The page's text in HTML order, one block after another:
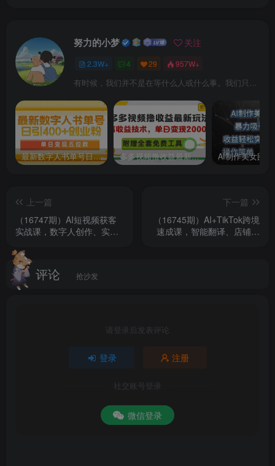
45-18抖日报-模型搭建-资金统计订单时间维度
46-19抖日报-模型搭建-多店铺处理
47-20抖日报-刷单处理
48-21抖日报-动态路径设置
49-1京东报表导出路径
51-3商城销售明细
52-4商城销售明细资金统计
53-5订单结算明细对账
努力的小梦 关注
2.3W+ 4 29 957W+
有时候，我们并不是在等什么人或什么事。我们只是在静待岁月改变自己
最新数字人书单号日400+创业粉，单日变现五位数，市面卖5980附软件和详… 多多视频撸收益最新玩法，高收益技术，单日变现2000+，附赠全套技术资料
上一篇
（16747期）AI短视频获客
实战课，数字人创作、实体
获取客源月入6万+
下一篇
（16745期）AI+TikTok跨境
速成课，智能翻译、店铺定
评论 抢沙发
请登录后发表评论
登录 注册
社交账号登录
微信登录